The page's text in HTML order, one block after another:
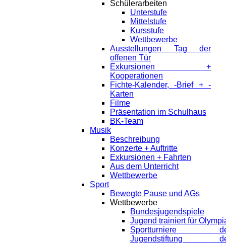
Schülerarbeiten
Unterstufe
Mittelstufe
Kursstufe
Wettbewerbe
Ausstellungen Tag der
offenen Tür
Exkursionen +
Kooperationen
Fichte-Kalender, -Brief + -
Karten
Filme
Präsentation im Schulhaus
BK-Team
Musik
Beschreibung
Konzerte + Auftritte
Exkursionen + Fahrten
Aus dem Unterricht
Wettbewerbe
Sport
Bewegte Pause und AGs
Wettbewerbe
Bundesjugendspiele
Jugend trainiert für
Sportturniere
Jugendstiftung